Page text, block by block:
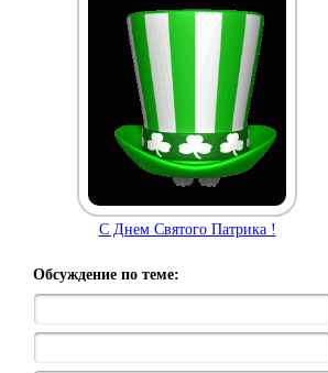
С Днем Святого Патрика !
Обсуждение по теме: